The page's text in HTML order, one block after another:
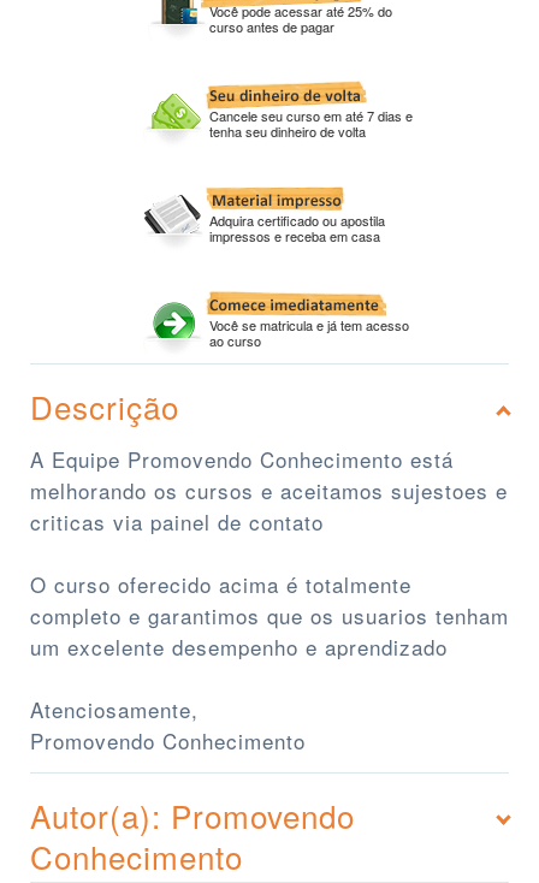
Você pode acessar até 25% do
curso antes de pagar
Cancele seu curso em até 7 dias e
tenha seu dinheiro de volta
Adquira certificado ou apostila
impressos e receba em casa
Você se matricula e já tem acesso
ao curso
Descrição
A Equipe Promovendo Conhecimento está
melhorando os cursos e aceitamos sujestoes e
criticas via painel de contato
O curso oferecido acima é totalmente
completo e garantimos que os usuarios tenham
um excelente desempenho e aprendizado
Atenciosamente,
Promovendo Conhecimento
Autor(a): Promovendo
Conhecimento